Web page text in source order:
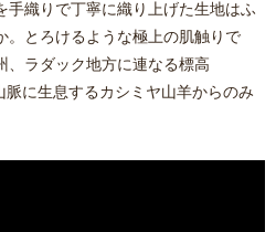
手織りで丁寧に織り上げた生地はふ
。とろけるような極上の肌触りで
、ラダック地方に連なる標高
に生息するカシミヤ山羊からのみ